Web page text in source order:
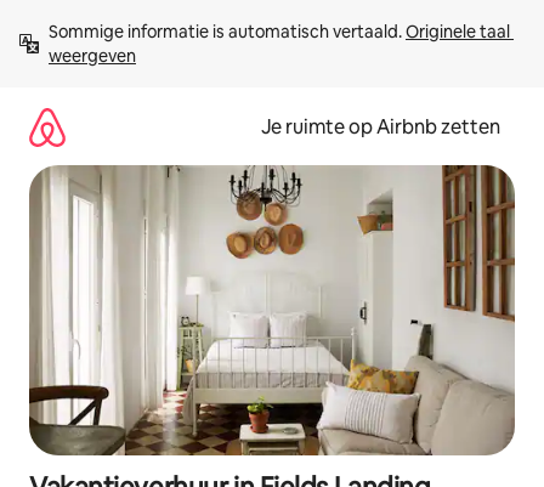
direct
naar
Sommige informatie is automatisch vertaald. Originele taal
weergeven
Je ruimte op Airbnb zetten